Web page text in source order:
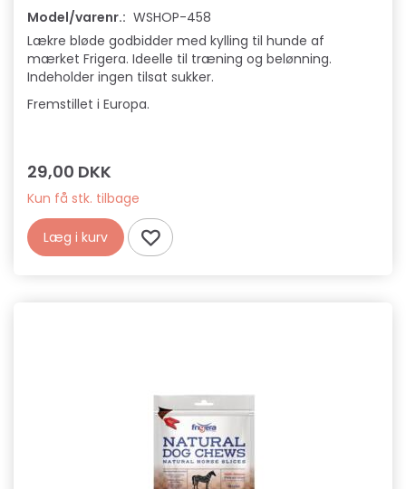
Model/varenr.: WSHOP-458
Lækre bløde godbidder med kylling til hunde af
mærket Frigera. Ideelle til træning og belønning.
Indeholder ingen tilsat sukker.
Fremstillet i Europa.
29,00 DKK
Kun få stk. tilbage
Læg i kurv